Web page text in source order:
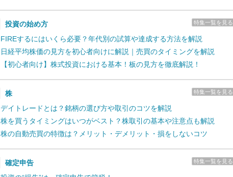
特集一覧を見る
投資の始め方
FIREするにはいくら必要？年代別の試算や達成する方法を解説
日経平均株価の見方を初心者向けに解説｜売買のタイミングを解説
【初心者向け】株式投資における基本！板の見方を徹底解説！
特集一覧を見る
株
デイトレードとは？銘柄の選び方や取引のコツを解説
株を買うタイミングはいつがベスト？株取引の基本や注意点も解説
株の自動売買の特徴は？メリット・デメリット・損をしないコツ
特集一覧を見る
確定申告